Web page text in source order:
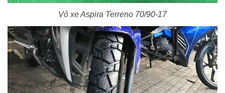
Vỏ xe Aspira Terreno 70/90-17